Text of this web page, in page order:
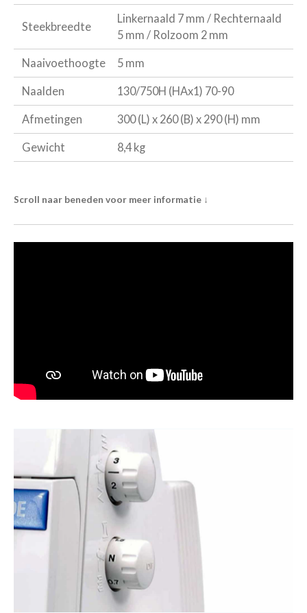
Steekbreedte
Linkernaald 7 mm / Rechternaald
5 mm / Rolzoom 2 mm
Naaivoethoogte 5 mm
Naalden 130/750H (HAx1) 70-90
Afmetingen 300 (L) x 260 (B) x 290 (H) mm
Gewicht 8,4 kg
Scroll naar beneden voor meer informatie ↓